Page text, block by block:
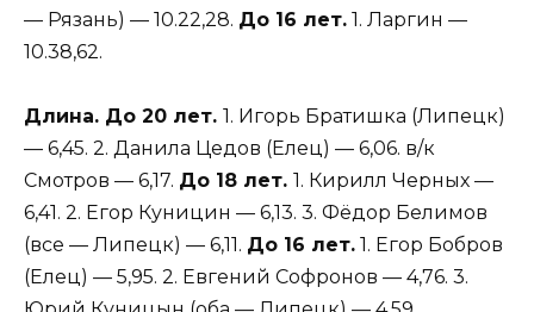
— Рязань) — 10.22,28. До 16 лет. 1. Ларгин —
10.38,62.
Длина. До 20 лет. 1. Игорь Братишка (Липецк)
— 6,45. 2. Данила Цедов (Елец) — 6,06. в/к
Смотров — 6,17. До 18 лет. 1. Кирилл Черных —
6,41. 2. Егор Куницин — 6,13. 3. Фёдор Белимов
(все — Липецк) — 6,11. До 16 лет. 1. Егор Бобров
(Елец) — 5,95. 2. Евгений Софронов — 4,76. 3.